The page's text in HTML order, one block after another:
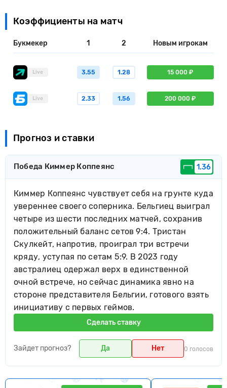
Коэффициенты на матч
Букмекер 1 2 Новым игрокам
Live 3.55 1.28 15 000 ₽
Live 2.33 1.56 200 000 ₽
Прогноз и ставки
Победа Киммер Коппеянс 1.36
Киммер Коппеянс чувствует себя на грунте куда
увереннее своего соперника. Бельгиец выиграл
четыре из шести последних матчей, сохранив
положительный баланс сетов 9:4. Тристан
Скулкейт, напротив, проиграл три встречи
кряду, уступая по сетам 5:9. В 2023 году
австралиец одержал верх в единственной
очной встрече, но сейчас динамика явно на
стороне представителя Бельгии, готового взять
инициативу с первых геймов.
Сделать ставку
Зайдет прогноз? Да Нет 0 голосов